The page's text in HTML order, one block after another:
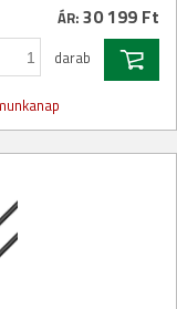
ÁR: 30 199 Ft
darab